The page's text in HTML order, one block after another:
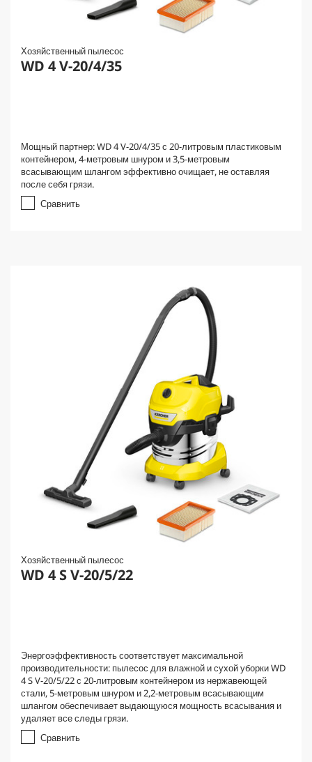
Хозяйственный пылесос
WD 4 V-20/4/35
Мощный партнер: WD 4 V-20/4/35 с 20-литровым пластиковым
контейнером, 4-метровым шнуром и 3,5-метровым
всасывающим шлангом эффективно очищает, не оставляя
после себя грязи.
Сравнить
Хозяйственный пылесос
WD 4 S V-20/5/22
Энергоэффективность соответствует максимальной
производительности: пылесос для влажной и сухой уборки WD
4 S V-20/5/22 с 20-литровым контейнером из нержавеющей
стали, 5-метровым шнуром и 2,2-метровым всасывающим
шлангом обеспечивает выдающуюся мощность всасывания и
удаляет все следы грязи.
Сравнить